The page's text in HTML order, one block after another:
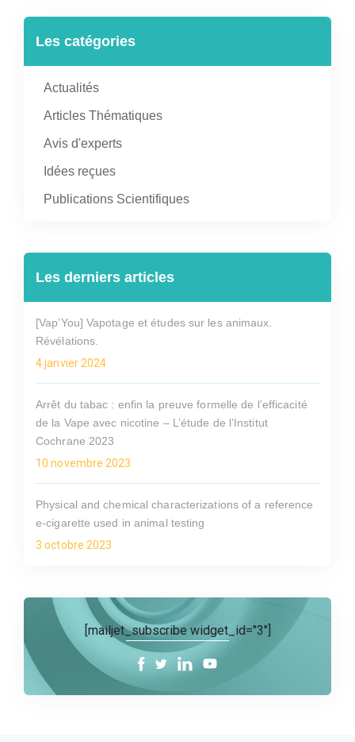
Les catégories
Actualités
Articles Thématiques
Avis d'experts
Idées reçues
Publications Scientifiques
Les derniers articles
[Vap’You] Vapotage et études sur les animaux.
Révélations.
4 janvier 2024
Arrêt du tabac : enfin la preuve formelle de l’efficacité
de la Vape avec nicotine – L’étude de l’Institut
Cochrane 2023
10 novembre 2023
Physical and chemical characterizations of a reference
e-cigarette used in animal testing
3 octobre 2023
[mailjet_subscribe widget_id="3"]